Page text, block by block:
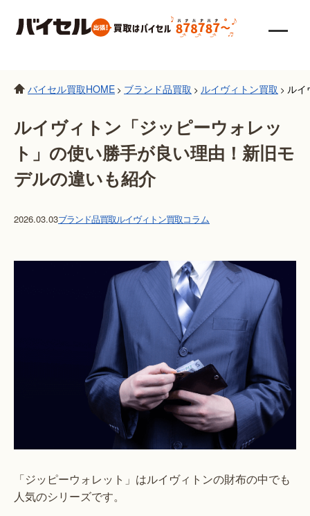
バイセル買取HOME > ブランド品買取 > ルイヴィトン買取 > ルイ
ルイヴィトン「ジッピーウォレッ
ト」の使い勝手が良い理由！新旧モ
デルの違いも紹介
2026.03.03ブランド品買取ルイヴィトン買取コラム
「ジッピーウォレット」はルイヴィトンの財布の中でも
人気のシリーズです。